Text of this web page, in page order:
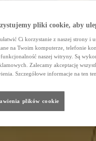
pliki cookie, aby
Ci korzystanie z naszej strony i
na Twoim komputerze, telefonie
naszej witryny. Są
Zalecamy akceptację
Szczegółowe informacje na ten
plików cookie